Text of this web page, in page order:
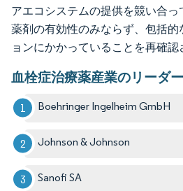
アエコシステムの提供を競い合
薬剤の有効性のみならず、包括
ョンにかかっていることを再確認
血栓症治療薬産業のリーダ
Boehringer Ingelheim GmbH
Johnson & Johnson
Sanofi SA